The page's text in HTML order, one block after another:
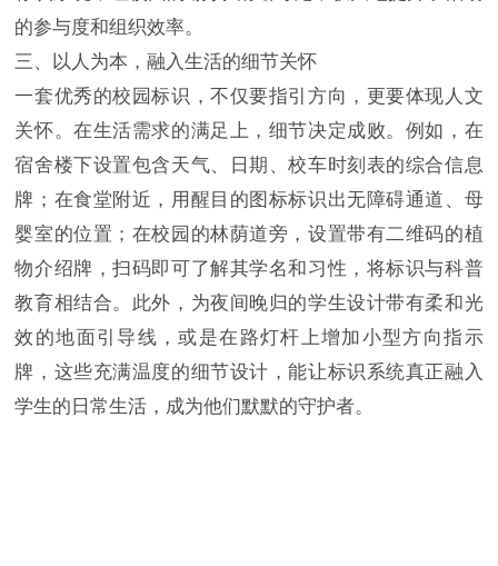
的参与度和组织效率。
三、以人为本，融入生活的细节关怀
一套优秀的校园标识，不仅要指引方向，更要体现人文
关怀。在生活需求的满足上，细节决定成败。例如，在
宿舍楼下设置包含天气、日期、校车时刻表的综合信息
牌；在食堂附近，用醒目的图标标识出无障碍通道、母
婴室的位置；在校园的林荫道旁，设置带有二维码的植
物介绍牌，扫码即可了解其学名和习性，将标识与科普
教育相结合。此外，为夜间晚归的学生设计带有柔和光
效的地面引导线，或是在路灯杆上增加小型方向指示
牌，这些充满温度的细节设计，能让标识系统真正融入
学生的日常生活，成为他们默默的守护者。